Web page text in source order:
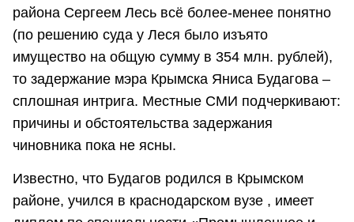
района Сергеем Лесь всё более-менее понятно
(по решению суда у Леся было изъято
имущество на общую сумму в 354 млн. рублей),
то задержание мэра Крымска Яниса Будагова –
сплошная интрига. Местные СМИ подчеркивают:
причины и обстоятельства задержания
чиновника пока не ясны.
Известно, что Будагов родился в Крымском
районе, учился в краснодарском вузе , имеет